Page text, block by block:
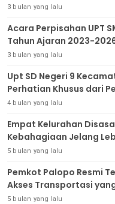
3 bulan yang lalu
Acara Perpisahan UPT
Tahun Ajaran 2023-
3 bulan yang lalu
Upt SD Negeri 9
Perhatian Khusus dari
4 bulan yang lalu
Empat Kelurahan
Kebahagiaan Jelang
5 bulan yang lalu
Pemkot Palopo Resmi
Akses Transportasi
5 bulan yang lalu